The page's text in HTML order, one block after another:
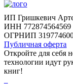
ИП Гришкевич
ИНН 772874564569
ОГРНИП
Публичная оферта
Откройте для себя
технологии идут
книг!